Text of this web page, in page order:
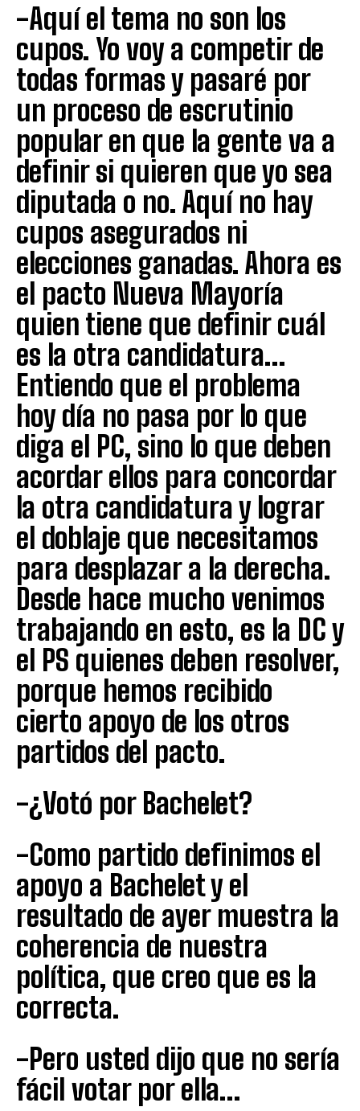
-Aquí el tema no son los
cupos. Yo voy a competir de
todas formas y pasaré por
un proceso de escrutinio
popular en que la gente va a
definir si quieren que yo sea
diputada o no. Aquí no hay
cupos asegurados ni
elecciones ganadas. Ahora es
el pacto Nueva Mayoría
quien tiene que definir cuál
es la otra candidatura…
Entiendo que el problema
hoy día no pasa por lo que
diga el PC, sino lo que deben
acordar ellos para concordar
la otra candidatura y lograr
el doblaje que necesitamos
para desplazar a la derecha.
Desde hace mucho venimos
trabajando en esto, es la DC y
el PS quienes deben resolver,
porque hemos recibido
cierto apoyo de los otros
partidos del pacto.
-¿Votó por Bachelet?
-Como partido definimos el
apoyo a Bachelet y el
resultado de ayer muestra la
coherencia de nuestra
política, que creo que es la
correcta.
-Pero usted dijo que no sería
fácil votar por ella…